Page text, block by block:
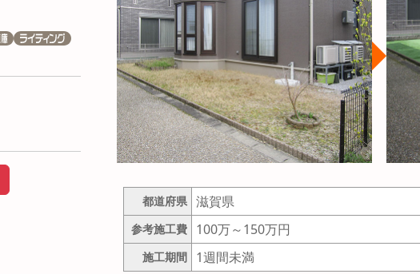
都道府県 滋賀県
参考施工費 100万～150万円
施工期間 1週間未満